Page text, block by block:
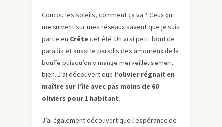
Coucou les soleils, comment ça va ? Ceux qui
me suivent sur mes réseaux savent que je suis
partie en Crête cet été. Un vrai petit bout de
paradis et aussi le paradis des amoureux de la
bouffe puisqu’on y mange merveilleusement
bien. J’ai découvert que l’olivier régnait en
maître sur l’île avec pas moins de 60
oliviers pour 1 habitant.
J’ai également découvert que l’espérance de